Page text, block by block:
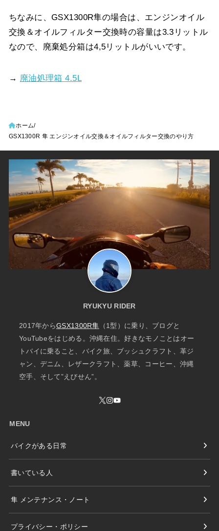
ちなみに、GSX1300R隼の場合は、エンジンオイル
交換＆オイルフィルター交換時の容量は3.3リットル
なので、廃棄処分箱は4,5リットルがいいです。
→ 廃油処理箱 4.5L
ホーム
GSX1300R 隼 エンジンオイル交換＆オイルフィルター交換のやり方
RYUKYU RIDER
2017年からGSX1300R隼 （1型）に乗り、ブログと
YouTubeをはじめる。沖縄在住。好きなモノことはオー
トバイに乗ること、バイク旅、ブッシュクラフト、革ジ
ャン、デニム、レザークラフト、薬草、コーヒー、沖縄
空手、そして”えびせん”。
MENU
バイクがある日常
書いている人
隼 メンテナンス・ノート
プライバシー・ポリシー